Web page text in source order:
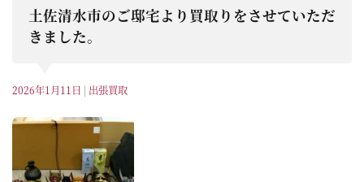
土佐清水市のご邸宅より買取りをさせていただ
きました。
2026年1月11日 | 出張買取